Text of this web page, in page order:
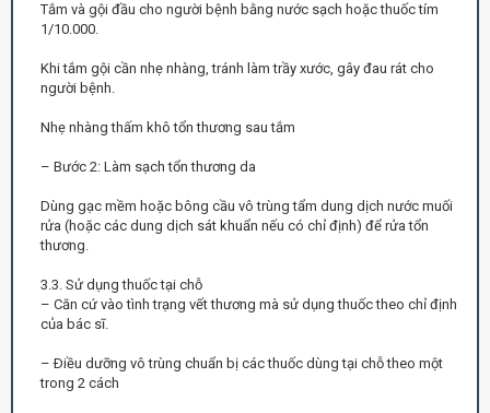
Tắm và gội đầu cho người bệnh bằng nước sạch hoặc thuốc tím
1/10.000.
Khi tắm gội cần nhẹ nhàng, tránh làm trầy xước, gây đau rát cho
người bệnh.
Nhẹ nhàng thấm khô tổn thương sau tắm
– Bước 2: Làm sạch tổn thương da
Dùng gạc mềm hoặc bông cầu vô trùng tẩm dung dịch nước muối
rửa (hoặc các dung dịch sát khuẩn nếu có chỉ định) để rửa tổn
thương.
3.3. Sử dụng thuốc tại chỗ
– Căn cứ vào tình trạng vết thương mà sử dụng thuốc theo chỉ định
của bác sĩ.
– Ðiều dưỡng vô trùng chuẩn bị các thuốc dùng tại chỗ theo một
trong 2 cách